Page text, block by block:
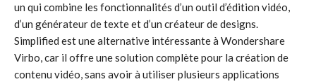
un qui combine les fonctionnalités d’un outil d’édition vidéo,
d’un générateur de texte et d’un créateur de designs.
Simplified est une alternative intéressante à Wondershare
Virbo, car il offre une solution complète pour la création de
contenu vidéo, sans avoir à utiliser plusieurs applications